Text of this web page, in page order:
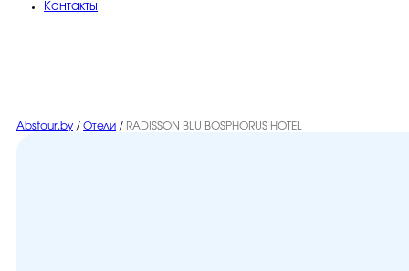
Контакты
Abstour.by / Отели / RADISSON BLU BOSPHORUS HOTEL